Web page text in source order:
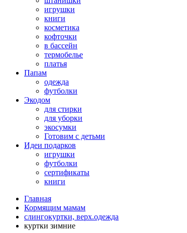
игрушки
книги
косметика
кофточки
в бассейн
термобелье
платья
Папам
одежда
футболки
Экодом
для стирки
для уборки
экосумки
Готовим с детьми
Идеи подарков
игрушки
футболки
сертификаты
книги
Главная
Кормящим мамам
слингокуртки, верх.одежда
куртки зимние